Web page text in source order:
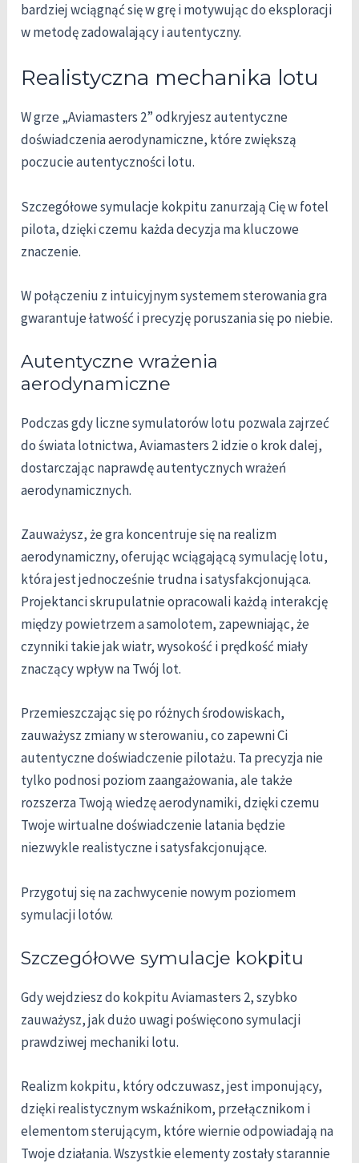
bardziej wciągnąć się w grę i motywując do eksploracji
w metodę zadowalający i autentyczny.
Realistyczna mechanika lotu
W grze „Aviamasters 2” odkryjesz autentyczne
doświadczenia aerodynamiczne, które zwiększą
poczucie autentyczności lotu.
Szczegółowe symulacje kokpitu zanurzają Cię w fotel
pilota, dzięki czemu każda decyzja ma kluczowe
znaczenie.
W połączeniu z intuicyjnym systemem sterowania gra
gwarantuje łatwość i precyzję poruszania się po niebie.
Autentyczne wrażenia
aerodynamiczne
Podczas gdy liczne symulatorów lotu pozwala zajrzeć
do świata lotnictwa, Aviamasters 2 idzie o krok dalej,
dostarczając naprawdę autentycznych wrażeń
aerodynamicznych.
Zauważysz, że gra koncentruje się na realizm
aerodynamiczny, oferując wciągającą symulację lotu,
która jest jednocześnie trudna i satysfakcjonująca.
Projektanci skrupulatnie opracowali każdą interakcję
między powietrzem a samolotem, zapewniając, że
czynniki takie jak wiatr, wysokość i prędkość miały
znaczący wpływ na Twój lot.
Przemieszczając się po różnych środowiskach,
zauważysz zmiany w sterowaniu, co zapewni Ci
autentyczne doświadczenie pilotażu. Ta precyzja nie
tylko podnosi poziom zaangażowania, ale także
rozszerza Twoją wiedzę aerodynamiki, dzięki czemu
Twoje wirtualne doświadczenie latania będzie
niezwykle realistyczne i satysfakcjonujące.
Przygotuj się na zachwycenie nowym poziomem
symulacji lotów.
Szczegółowe symulacje kokpitu
Gdy wejdziesz do kokpitu Aviamasters 2, szybko
zauważysz, jak dużo uwagi poświęcono symulacji
prawdziwej mechaniki lotu.
Realizm kokpitu, który odczuwasz, jest imponujący,
dzięki realistycznym wskaźnikom, przełącznikom i
elementom sterującym, które wiernie odpowiadają na
Twoje działania. Wszystkie elementy zostały starannie